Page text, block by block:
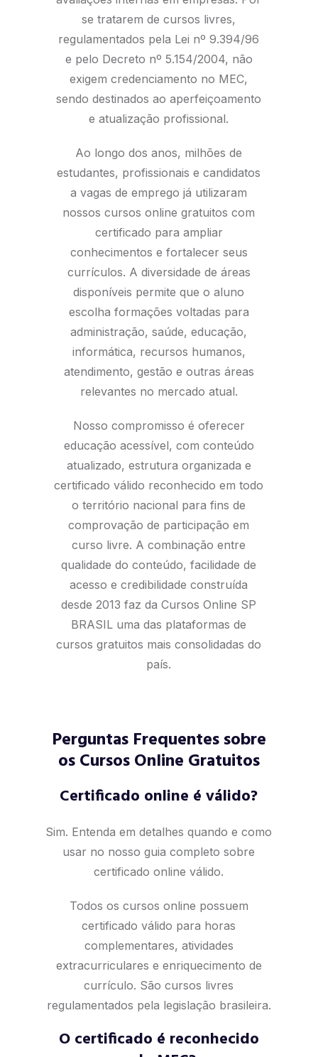
se tratarem de cursos livres,
regulamentados pela Lei nº 9.394/96
e pelo Decreto nº 5.154/2004, não
exigem credenciamento no MEC,
sendo destinados ao aperfeiçoamento
e atualização profissional.
Ao longo dos anos, milhões de
estudantes, profissionais e candidatos
a vagas de emprego já utilizaram
nossos cursos online gratuitos com
certificado para ampliar
conhecimentos e fortalecer seus
currículos. A diversidade de áreas
disponíveis permite que o aluno
escolha formações voltadas para
administração, saúde, educação,
informática, recursos humanos,
atendimento, gestão e outras áreas
relevantes no mercado atual.
Nosso compromisso é oferecer
educação acessível, com conteúdo
atualizado, estrutura organizada e
certificado válido reconhecido em todo
o território nacional para fins de
comprovação de participação em
curso livre. A combinação entre
qualidade do conteúdo, facilidade de
acesso e credibilidade construída
desde 2013 faz da Cursos Online SP
BRASIL uma das plataformas de
cursos gratuitos mais consolidadas do
país.
Perguntas Frequentes sobre
os Cursos Online Gratuitos
Certificado online é válido?
Sim. Entenda em detalhes quando e como
usar no nossoguia completo sobre
certificado online válido.
Todos os cursos online possuem
certificado válido para horas
complementares, atividades
extracurriculares e enriquecimento de
currículo. São cursos livres
regulamentados pela legislação brasileira.
O certificado é reconhecido